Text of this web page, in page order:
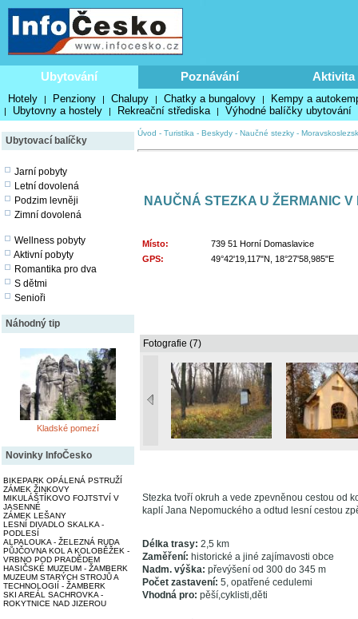
Ubytování Poznávání Aktivita
Hotely | Penziony | Chalupy | Chatky a bungalovy | Kempy a
| Ubytovny a hostely | Rekreační střediska | Výhodné balíčky ubytování
Ubytovací balíčky
Jarní pobyty
Letní dovolená
Podzim levněji
Zimní dovolená
Wellness pobyty
Aktivní pobyty
Romantika pro dva
S dětmi
Senioři
Náhodný tip
Kladské pomezí
Novinky InfoČesko
BIKEPARK OPÁLENÁ PSTRUŽÍ
ZÁMEK ŽINKOVY
MIKULÁŠTÍKOVO FOJTSTVÍ V
JASENNÉ
ZÁMEK LEŠANY
LESNÍ DIVADLO SKALKA -
PODLESÍ
ALPALOUKA - ŽELEZNÁ RUDA
PŮJČOVNA KOL A KOLOBĚŽEK -
VRBNO POD PRADĚDEM
HASIČSKÉ MUZEUM - ŽAMBERK
MUZEUM STARÝCH STROJŮ A
TECHNOLOGIÍ - ŽAMBERK
SKI AREÁL SACHROVKA -
ROKYTNICE NAD JIZEROU
Úvod - Turistika - Beskydy - Naučné stezky -
NAUČNÁ STEZKA U ŽERMANIC
Místo:
739 51 Horní Domaslavice
GPS:
49°42'19,117"N, 18°27'58,985"E
Fotografie (7)
Stezka tvoří okruh a vede zpevněnou cestou od
kaplí Jana Nepomuckého a odtud lesní cestou
Délka trasy: 2,5 km
Zaměření: historické a jiné zajímavosti obce
Nadm. výška: převýšení od 300 do 345 m
Počet zastavení: 5, opatřené cedulemi
Vhodná pro: pěší,cyklisti,děti